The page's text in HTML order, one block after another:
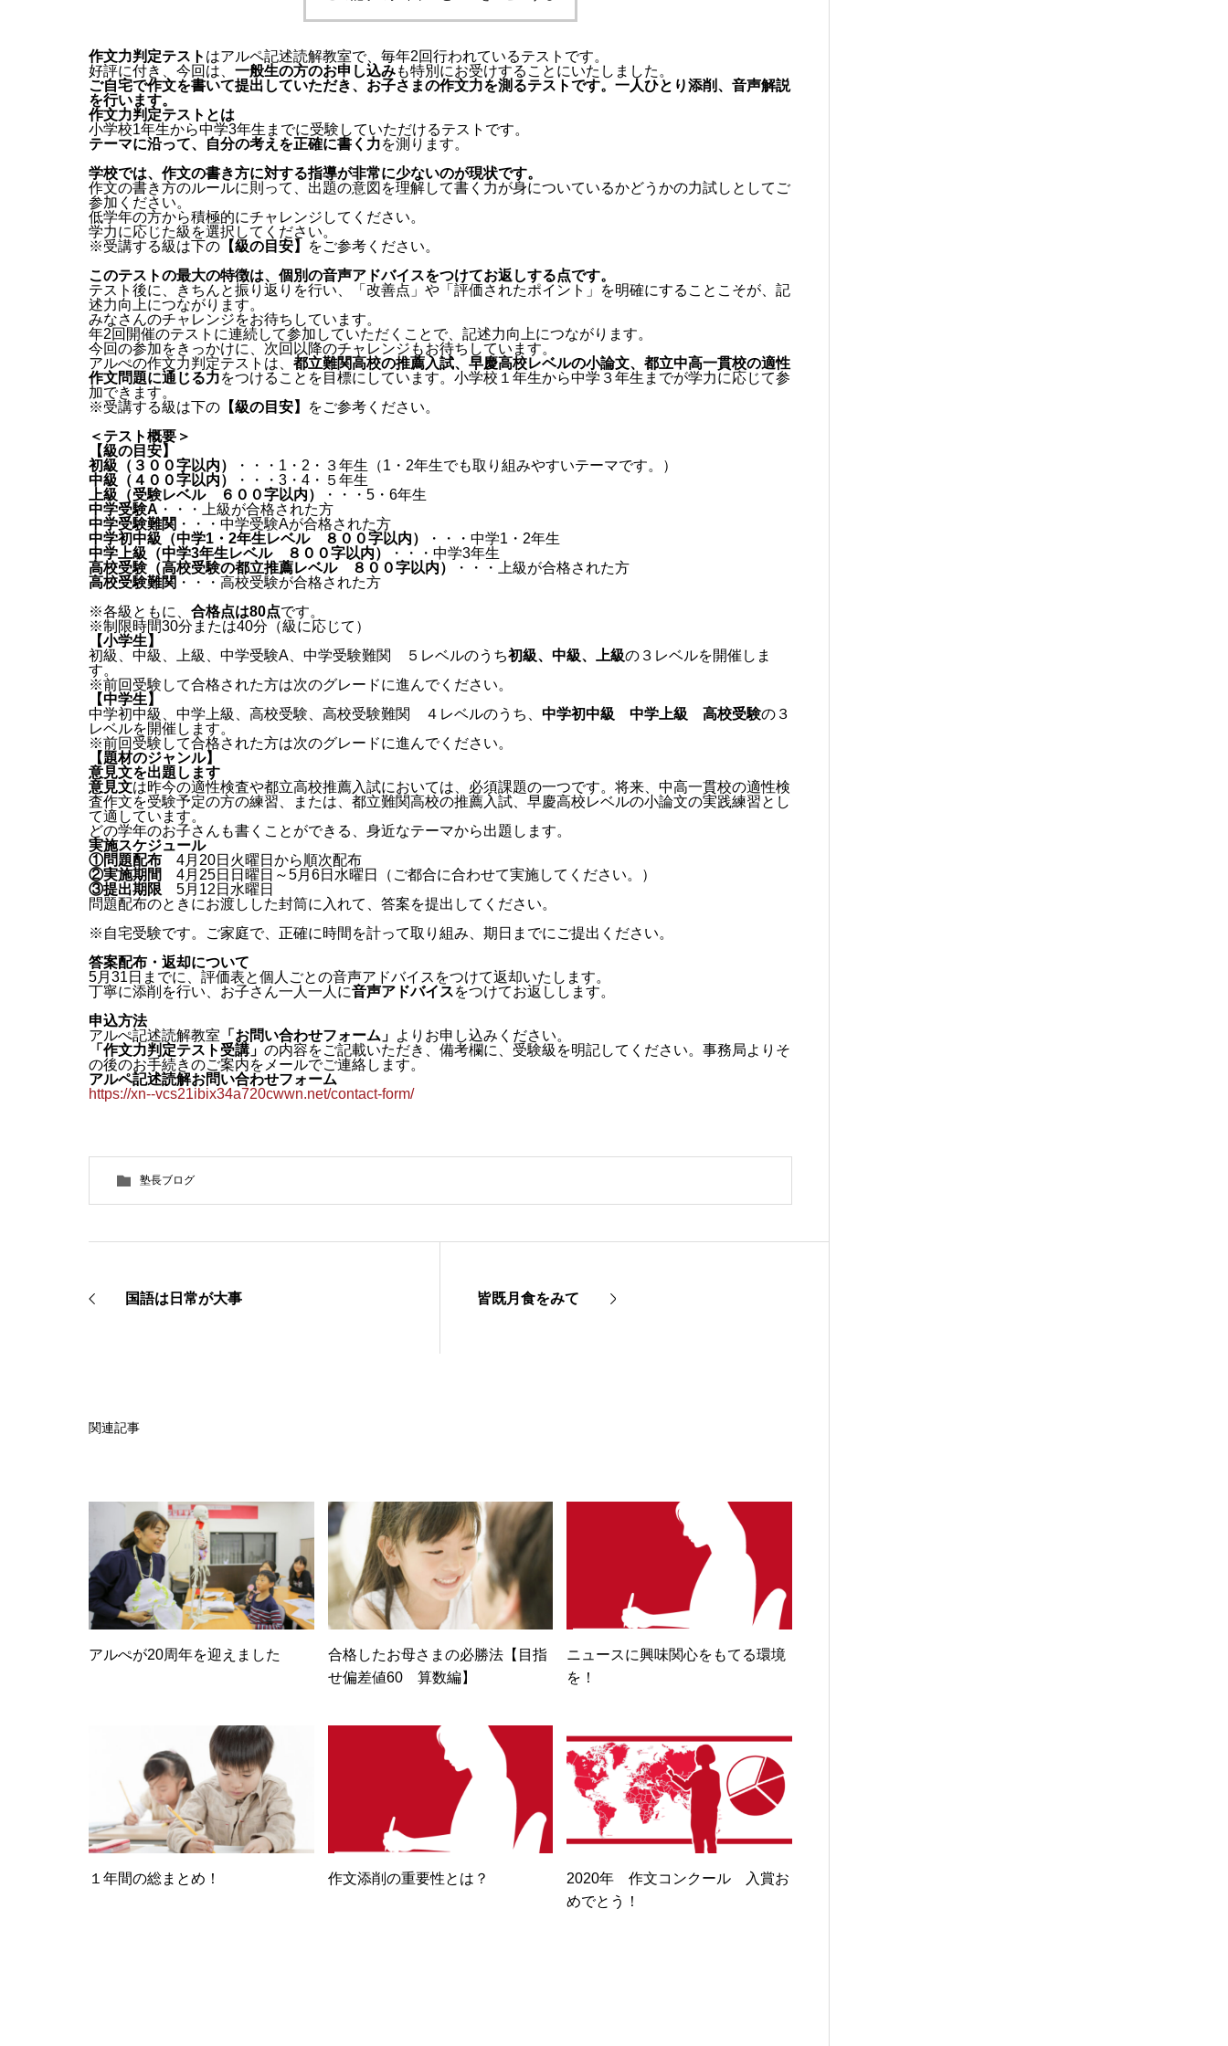
作文力判定テスト はアルペ記述読解教室で、毎年2回行われているテストです。
好評に付き、今回は、 一般生の方のお申し込みも特別にお受けすることにいたしました。
ご自宅で作文を書いて提出していただき、お子さまの作文力を測るテストです。一人ひとり添削、音声解説
を行います。
作文力判定テストとは
小学校1年生から中学3年生までに受験していただけるテストです。
テーマに沿って、自分の考えを正確に書く力を測ります。
学校では、作文の書き方に対する指導が非常に少ないのが現状です。
作文の書き方のルールに則って、出題の意図を理解して書く力が身についているかどうかの力試しとしてご
参加ください。
低学年の方から積極的にチャレンジしてください。
学力に応じた級を選択してください。
※受講する級は下の 【級の目安】
をご参考ください。
このテストの最大の特徴は、個別の音声アドバイスをつけてお返しする点です。
テスト後に、きちんと振り返りを行い、「改善点」や「評価されたポイント」を明確にすることこそが、記
述力向上につながります。
みなさんのチャレンジをお待ちしています。
年2回開催のテストに連続して参加していただくことで、記述力向上につながります。
今回の参加をきっかけに、次回以降のチャレンジもお待ちしています。
アルぺの作文力判定テストは、 都立難関高校の推薦入試、早慶高校レベルの小論文、都立中高一貫校の適性
作文問題に通じる力をつけることを目標にしています。小学校１年生から中学３年生までが学力に応じて参
加できます。
※受講する級は下の 【級の目安】
をご参考ください。
＜テスト概要＞
【級の目安】
初級（３００字以内）
・・・1・2・３年生（1・2年生でも取り組みやすいテーマです。）
中級（４００字以内）
・・・3・4・５年生
上級（受験レベル ６００字以内）
・・・5・6年生
中学受験A ・・・上級が合格された方
中学受験難関 ・・・中学受験Aが合格された方
中学初中級（中学1・2年生レベル ８００字以内）
・・・中学1・2年生
中学上級（中学3年生レベル ８００字以内）
・・・中学3年生
高校受験（高校受験の都立推薦レベル ８００字以内）
・・・上級が合格された方
高校受験難関 ・・・高校受験が合格された方
※各級ともに、 合格点は80点です。
※制限時間30分または40分（級に応じて）
【小学生】
初級、中級、上級、中学受験A、中学受験難関 ５レベルのうち初級、中級、上級の３レベルを開催しま
す。
※前回受験して合格された方は次のグレードに進んでください。
【中学生】
中学初中級、中学上級、高校受験、高校受験難関 ４レベルのうち、 中学初中級 中学上級 高校受験の３
レベルを開催します。
※前回受験して合格された方は次のグレードに進んでください。
【題材のジャンル】
意見文を出題します
意見文は昨今の適性検査や都立高校推薦入試においては、必須課題の一つです。将来、中高一貫校の適性検
査作文を受験予定の方の練習、または、都立難関高校の推薦入試、早慶高校レベルの小論文の実践練習とし
て適しています。
どの学年のお子さんも書くことができる、身近なテーマから出題します。
実施スケジュール
①問題配布 4月20日火曜日から順次配布
②実施期間
4月25日日曜日～5月6日水曜日（ご都合に合わせて実施してください。）
③提出期限 5月12日水曜日
問題配布のときにお渡しした封筒に入れて、答案を提出してください。
※自宅受験です。ご家庭で、正確に時間を計って取り組み、期日までにご提出ください。
答案配布・返却について
5月31日までに、評価表と個人ごとの音声アドバイスをつけて返却いたします。
丁寧に添削を行い、お子さん一人一人に音声アドバイスをつけてお返しします。
申込方法
アルぺ記述読解教室 「お問い合わせフォーム」 よりお申し込みください。
「作文力判定テスト受講」 の内容をご記載いただき、備考欄に、受験級を明記してください。事務局よりそ
の後のお手続きのご案内をメールでご連絡します。
アルペ記述読解お問い合わせフォーム
https://xn--vcs21ibix34a720cwwn.net/contact-form/
塾長ブログ
国語は日常が大事 皆既月食をみて
関連記事
アルぺが20周年を迎えました
合格したお母さまの必勝法【目指
せ偏差値60 算数編】
ニュースに興味関心をもてる環境
を！
１年間の総まとめ！ 作文添削の重要性とは？
2020年 作文コンクール 入賞お
めでとう！